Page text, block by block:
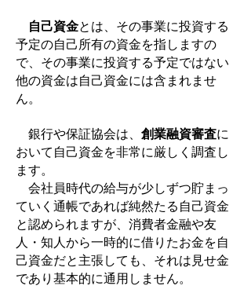
自己資金とは、その事業に投資する
予定の自己所有の資金を指しますの
で、その事業に投資する予定ではない
他の資金は自己資金には含まれませ
ん。
銀行や保証協会は、 創業融資審査に
おいて自己資金を非常に厳しく調査し
ます。
会社員時代の給与が少しずつ貯まっ
ていく通帳であれば純然たる自己資金
と認められますが、消費者金融や友
人・知人から一時的に借りたお金を自
己資金だと主張しても、それは見せ金
であり基本的に通用しません。